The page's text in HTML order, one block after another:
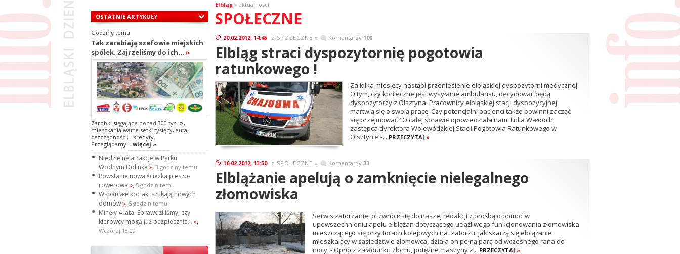
OSTATNIE ARTYKUŁY
Godzinę temu
Tak zarabiają szefowie miejskich
spółek. Zajrzeliśmy do ich... »
Zarobki sięgające ponad 300 tys. zł,
mieszkania warte setki tysięcy, auta,
oszczędności, i kredyty.
Przeglądamy... więcej »
Niedzielne atrakcje w Parku
Wodnym Dolinka », 3 godziny temu
Powstanie nowa ścieżka pieszo-
rowerowa », 5 godzin temu
Wspaniałe kociaki szukają nowych
domów», 5 godzin temu
Minęły 4 lata. Sprawdziliśmy, czy
kierowcy mogą już bezpiecznie... »,
Wczoraj 18:00
Elbląg» aktualności
SPOŁECZNE
20.02.2012, 14:45 z SPOŁECZNE » Komentarzy 108
Elbląg straci dyspozytornię pogotowia
ratunkowego !
Za kilka miesięcy nastąpi przeniesienie elbląskiej dyspozytorni medycznej.
O tym, czy konieczne jest wysyłanie ambulansu, decydować będą
dyspozytorzy z Olsztyna. Pracownicy elbląskiej stacji dyspozycyjnej
martwią się o swoją pracę. Czy potencjalni pacjenci także powinni zacząć
się przejmować? O całej sprawie opowiedziała nam Lidia Wałdoch,
zastępca dyrektora Wojewódzkiej Stacji Pogotowia Ratunkowego w
Olsztynie -... PRZECZYTAJ »
16.02.2012, 13:50 z SPOŁECZNE » Komentarzy 33
Elblążanie apelują o zamknięcie nielegalnego
złomowiska
Serwis zatorzanie. pl zwrócił się do naszej redakcji z prośbą o pomoc w
upowszechnieniu apelu elblążan dotyczącego uciążliwego funkcjonowania złomowiska
mieszczącego się przy torach kolejowych na Zatorzu. Jak skarżą się elblążanie
mieszkający w sąsiedztwie złomowca, działa on pełną parą od wczesnego rana do
nocy. - Oprócz załadunku złomu, potężne maszyny z... PRZECZYTAJ »